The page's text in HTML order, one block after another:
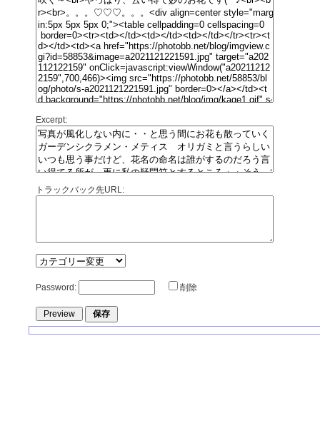
Excerpt:
トラックバック先URL:
Password: 削除